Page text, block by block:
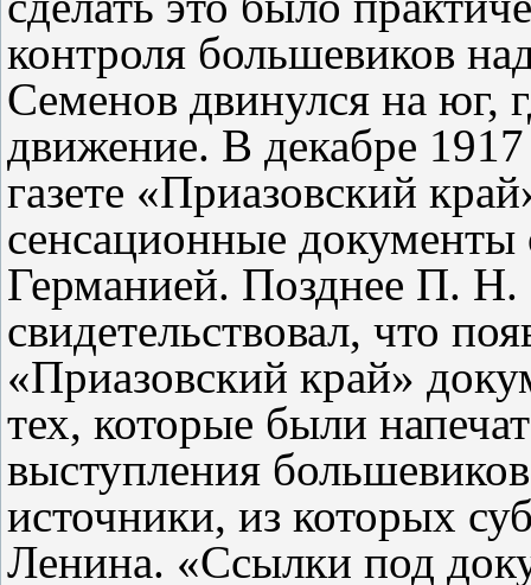
контроля большевиков
Семенов двинулся на юг,
движение. В декабре
газете «Приазовский
сенсационные документы
Германией. Позднее П.
свидетельствовал, что
«Приазовский край»
тех, которые были
выступления
источники, из которых
Ленина. «Ссылки под